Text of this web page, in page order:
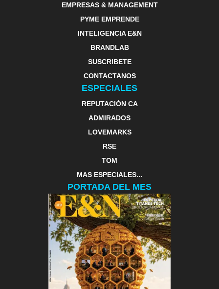
EMPRESAS & MANAGEMENT
PYME EMPRENDE
INTELIGENCIA E&N
BRANDLAB
SUSCRIBETE
CONTACTANOS
ESPECIALES
REPUTACIÓN CA
ADMIRADOS
LOVEMARKS
RSE
TOM
MAS ESPECIALES...
PORTADA DEL MES